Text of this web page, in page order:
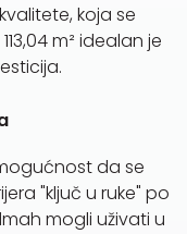
koja se
m² idealan je
da se
"ključ u ruke" po
mogli uživati u